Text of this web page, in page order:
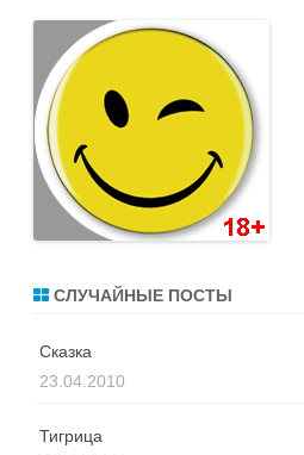
СЛУЧАЙНЫЕ ПОСТЫ
Сказка
23.04.2010
Тигрица